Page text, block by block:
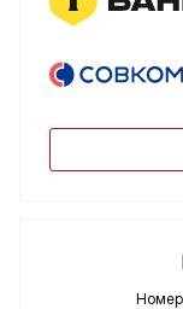
Номер